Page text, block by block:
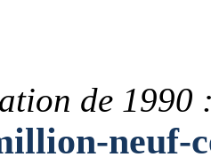
de 1990
neuf-